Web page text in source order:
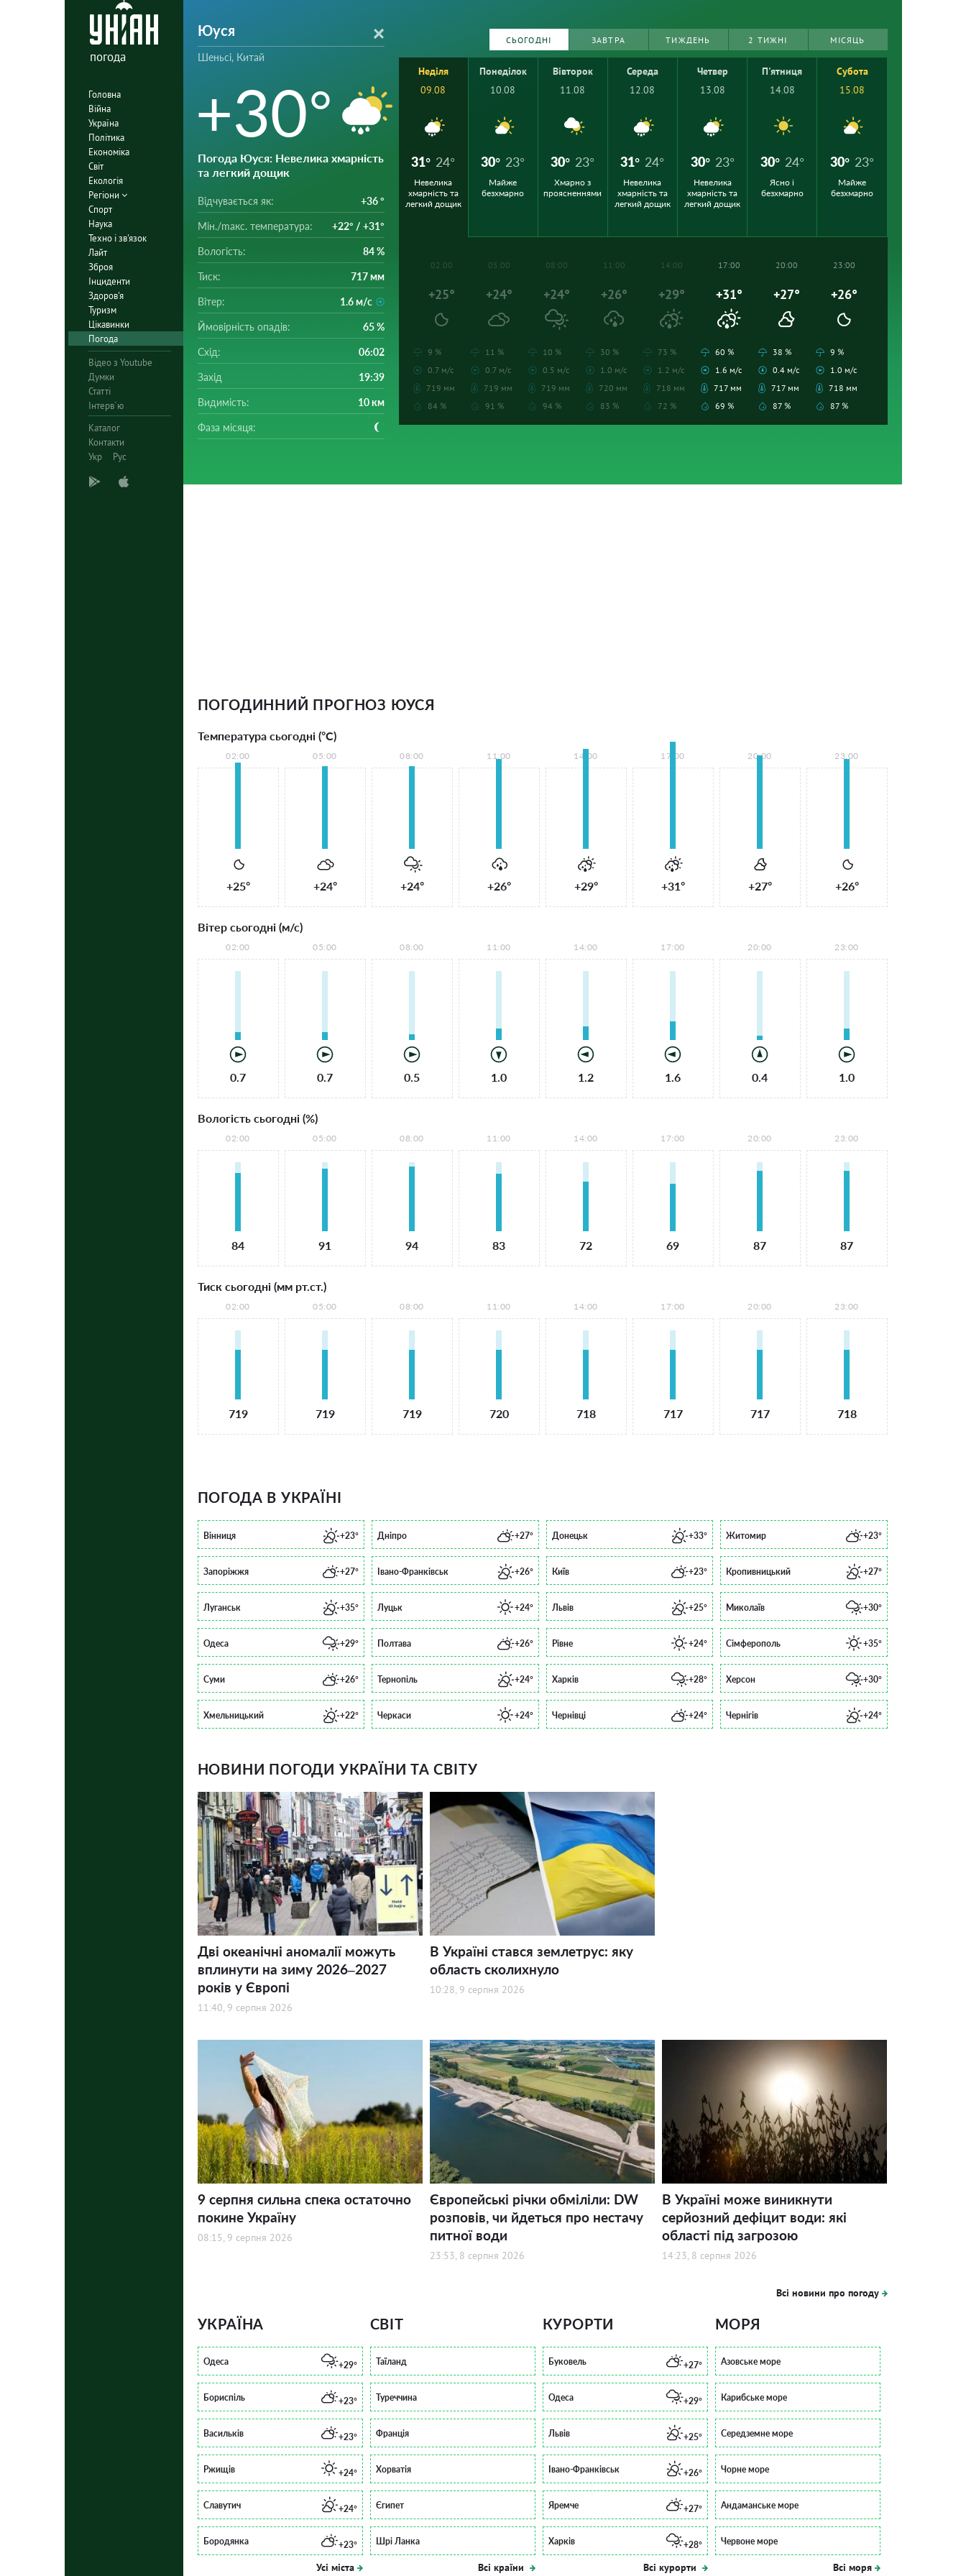
погода
Головна
Війна
Україна
Політика
Економіка
Світ
Екологія
Регіони
Спорт
Наука
Техно і зв'язок
Лайт
Зброя
Інциденти
Здоров'я
Туризм
Цікавинки
Погода
Відео з Youtube
Думки
Статті
Інтерв`ю
Каталог
Контакти
Укр
Рус
Юуся
Шеньсі, Китай
+30°
Погода Юуся: Невелика хмарність
та легкий дощик
Відчувається як: +36 °
Мін./mакс. температура: +22° / +31°
Вологість: 84 %
Тиск: 717 мм
Вітер: 1.6 м/с
Ймовірність опадів: 65 %
Схід: 06:02
Захід 19:39
Видимість: 10 км
Фаза місяця:
СЬОГОДНІ ЗАВТРА ТИЖДЕНЬ 2 ТИЖНІ МІСЯЦЬ
Неділя
09.08
31° 24°
Невелика
хмарність та
легкий дощик
Понеділок
10.08
30° 23°
Майже
безхмарно
Вівторок
11.08
30° 23°
Хмарно з
проясненнями
Середа
12.08
31° 24°
Невелика
хмарність та
легкий дощик
Четвер
13.08
30° 23°
Невелика
хмарність та
легкий дощик
П'ятниця
14.08
30° 24°
Ясно і
безхмарно
Субота
15.08
30° 23°
Майже
безхмарно
02:00
+25°
9 %
0.7 м/с
719 мм
84 %
05:00
+24°
11 %
0.7 м/с
719 мм
91 %
08:00
+24°
10 %
0.5 м/с
719 мм
94 %
11:00
+26°
30 %
1.0 м/с
720 мм
83 %
14:00
+29°
73 %
1.2 м/с
718 мм
72 %
17:00
+31°
60 %
1.6 м/с
717 мм
69 %
20:00
+27°
38 %
0.4 м/с
717 мм
87 %
23:00
+26°
9 %
1.0 м/с
718 мм
87 %
ПОГОДИННИЙ ПРОГНОЗ ЮУСЯ
Температура сьогодні (°С)
02:00
+25°
05:00
+24°
08:00
+24°
11:00
+26°
14:00
+29°
17:00
+31°
20:00
+27°
23:00
+26°
Вітер сьогодні (м/с)
02:00
0.7
05:00
0.7
08:00
0.5
11:00
1.0
14:00
1.2
17:00
1.6
20:00
0.4
23:00
1.0
Вологість сьогодні (%)
02:00
84
05:00
91
08:00
94
11:00
83
14:00
72
17:00
69
20:00
87
23:00
87
Тиск сьогодні (мм рт.ст.)
02:00
719
05:00
719
08:00
719
11:00
720
14:00
718
17:00
717
20:00
717
23:00
718
ПОГОДА В УКРАЇНІ
Вінниця +23° Дніпро +27° Донецьк +33° Житомир +23°
Запоріжжя +27° Івано-Франківськ +26° Київ +23° Кропивницький +27°
Луганськ +35° Луцьк +24° Львів +25° Миколаїв +30°
Одеса +29° Полтава +26° Рівне +24° Сімферополь +35°
Суми +26° Тернопіль +24° Харків +28° Херсон +30°
Хмельницький +22° Черкаси +24° Чернівці +24° Чернігів +24°
НОВИНИ ПОГОДИ УКРАЇНИ ТА СВІТУ
Дві океанічні аномалії можуть
вплинути на зиму 2026–2027
років у Європі
11:40, 9 серпня 2026
В Україні стався землетрус: яку
область сколихнуло
10:28, 9 серпня 2026
9 серпня сильна спека остаточно
покине Україну
08:15, 9 серпня 2026
Європейські річки обміліли: DW
розповів, чи йдеться про нестачу
питної води
23:53, 8 серпня 2026
В Україні може виникнути
серйозний дефіцит води: які
області під загрозою
14:23, 8 серпня 2026
Всі новини про погоду
УКРАЇНА
Одеса +29°
Бориспіль +23°
Васильків +23°
Ржищів +24°
Славутич +24°
Бородянка +23°
Усі міста
СВІТ
Таїланд
Туреччина
Франція
Хорватія
Єгипет
Шрі Ланка
Всі країни
КУРОРТИ
Буковель +27°
Одеса +29°
Львів +25°
Івано-Франківськ +26°
Яремче +27°
Харків +28°
Всі курорти
МОРЯ
Азовське море
Карибське море
Середземне море
Чорне море
Андаманське море
Червоне море
Всі моря